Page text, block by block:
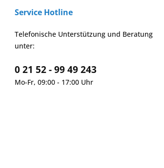
Service Hotline
Telefonische Unterstützung und Beratung
unter:
0 21 52 - 99 49 243
Mo-Fr, 09:00 - 17:00 Uhr